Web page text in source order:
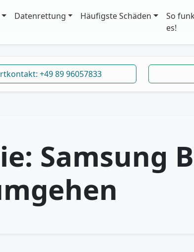
Datenrettung Häufigste Schäden
So
es!
+49 89 96057833
Samsung